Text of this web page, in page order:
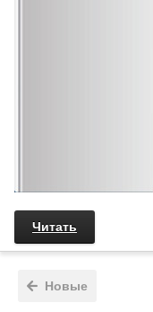
Читать
Новые